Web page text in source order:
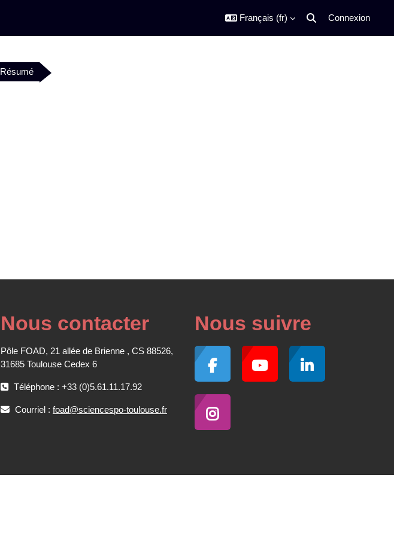
Français ‎(fr)‎
Activer/désactiver la
Connexion
Résumé
Nous contacter
Pôle FOAD, 21 allée de Brienne , CS 88526,
31685 Toulouse Cedex 6
Téléphone : +33 (0)5.61.11.17.92
Courriel : foad@sciencespo-toulouse.fr
Nous suivre